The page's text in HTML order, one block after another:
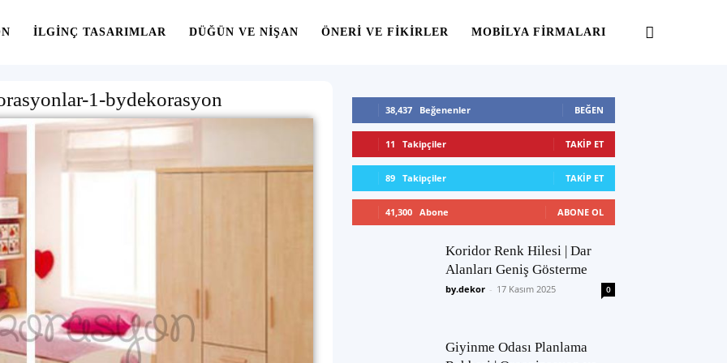
İLGINÇ TASARIMLAR DÜĞÜN VE NIŞAN ÖNERI VE FIKIRLER MOBILYA FIRMALARI
1-bydekorasyon 38,437 Beğenenler BEĞEN
11 Takipçiler TAKIP ET
89 Takipçiler TAKIP ET
41,300 Abone ABONE OL
Koridor Renk Hilesi | Dar
Alanları Geniş Gösterme
by.dekor - 17 Kasım 2025 0
Giyinme Odası Planlama